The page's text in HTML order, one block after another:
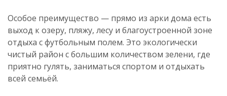
Особое преимущество — прямо из арки дома есть
выход к озеру, пляжу, лесу и благоустроенной зоне
отдыха с футбольным полем. Это экологически
чистый район с большим количеством зелени, где
приятно гулять, заниматься спортом и отдыхать
всей семьёй.